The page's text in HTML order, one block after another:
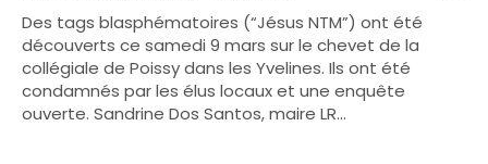
Des tags blasphématoires (“Jésus NTM”) ont été
découverts ce samedi 9 mars sur le chevet de la
collégiale de Poissy dans les Yvelines. Ils ont été
condamnés par les élus locaux et une enquête
ouverte. Sandrine Dos Santos, maire LR…